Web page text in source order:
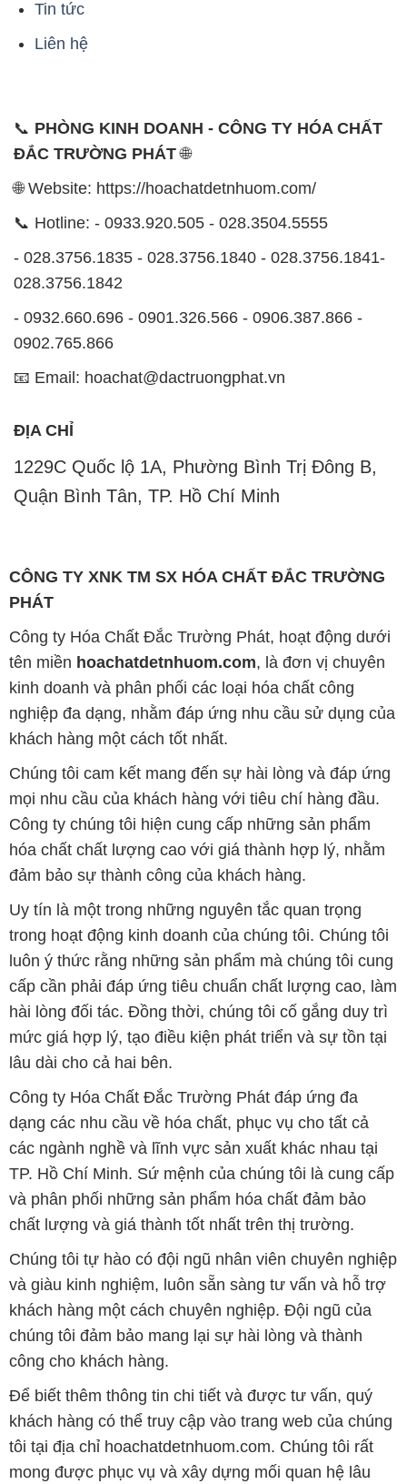
Tin tức
Liên hệ
📞 PHÒNG KINH DOANH - CÔNG TY HÓA CHẤT
ĐẮC TRƯỜNG PHÁT🌐
🌐 Website: https://hoachatdetnhuom.com/
📞 Hotline: - 0933.920.505 - 028.3504.5555
- 028.3756.1835 - 028.3756.1840 - 028.3756.1841-
028.3756.1842
- 0932.660.696 - 0901.326.566 - 0906.387.866 -
0902.765.866
📧 Email: hoachat@dactruongphat.vn
ĐỊA CHỈ
1229C Quốc lộ 1A, Phường Bình Trị Đông B,
Quận Bình Tân, TP. Hồ Chí Minh
CÔNG TY XNK TM SX HÓA CHẤT ĐẮC TRƯỜNG
PHÁT
Công ty Hóa Chất Đắc Trường Phát, hoạt động dưới
tên miền hoachatdetnhuom.com, là đơn vị chuyên
kinh doanh và phân phối các loại hóa chất công
nghiệp đa dạng, nhằm đáp ứng nhu cầu sử dụng của
khách hàng một cách tốt nhất.
Chúng tôi cam kết mang đến sự hài lòng và đáp ứng
mọi nhu cầu của khách hàng với tiêu chí hàng đầu.
Công ty chúng tôi hiện cung cấp những sản phẩm
hóa chất chất lượng cao với giá thành hợp lý, nhằm
đảm bảo sự thành công của khách hàng.
Uy tín là một trong những nguyên tắc quan trọng
trong hoạt động kinh doanh của chúng tôi. Chúng tôi
luôn ý thức rằng những sản phẩm mà chúng tôi cung
cấp cần phải đáp ứng tiêu chuẩn chất lượng cao, làm
hài lòng đối tác. Đồng thời, chúng tôi cố gắng duy trì
mức giá hợp lý, tạo điều kiện phát triển và sự tồn tại
lâu dài cho cả hai bên.
Công ty Hóa Chất Đắc Trường Phát đáp ứng đa
dạng các nhu cầu về hóa chất, phục vụ cho tất cả
các ngành nghề và lĩnh vực sản xuất khác nhau tại
TP. Hồ Chí Minh. Sứ mệnh của chúng tôi là cung cấp
và phân phối những sản phẩm hóa chất đảm bảo
chất lượng và giá thành tốt nhất trên thị trường.
Chúng tôi tự hào có đội ngũ nhân viên chuyên nghiệp
và giàu kinh nghiệm, luôn sẵn sàng tư vấn và hỗ trợ
khách hàng một cách chuyên nghiệp. Đội ngũ của
chúng tôi đảm bảo mang lại sự hài lòng và thành
công cho khách hàng.
Để biết thêm thông tin chi tiết và được tư vấn, quý
khách hàng có thể truy cập vào trang web của chúng
tôi tại địa chỉ hoachatdetnhuom.com. Chúng tôi rất
mong được phục vụ và xây dựng mối quan hệ lâu